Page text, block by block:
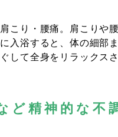
こり・腰痛。肩こりや
入浴すると、体の細部
して全身をリラックス
精神的な不